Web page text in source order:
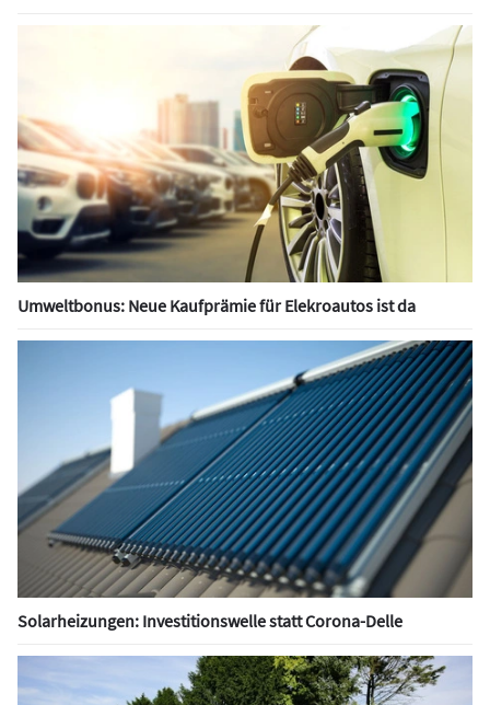
Umweltbonus: Neue Kaufprämie für Elekroautos ist da
Solarheizungen: Investitionswelle statt Corona-Delle